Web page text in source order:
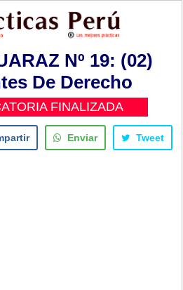
Nº 19: (02)
De Derecho
FINALIZADA
Enviar Tweet